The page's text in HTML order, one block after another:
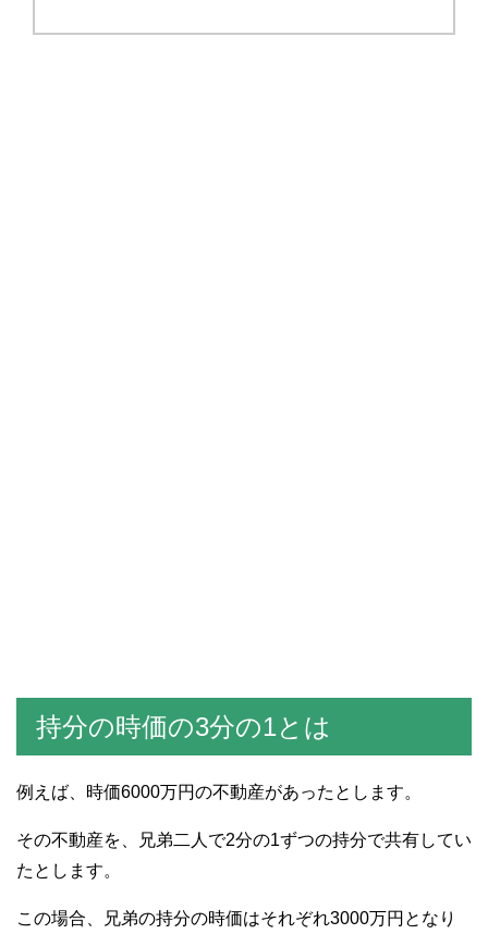
持分の時価の3分の1とは
例えば、時価6000万円の不動産があったとします。
その不動産を、兄弟二人で2分の1ずつの持分で共有してい
たとします。
この場合、兄弟の持分の時価はそれぞれ3000万円となり